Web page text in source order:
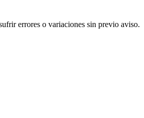
errores o variaciones sin previo aviso.